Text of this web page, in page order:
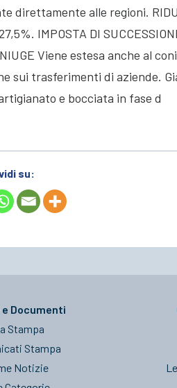
direttamente alle regioni.
IMPOSTA DI
Viene estesa anche al
sui trasferimenti di aziende.
e bocciata in fase d
su:
Documenti
Stampa
Stampa
Notizie